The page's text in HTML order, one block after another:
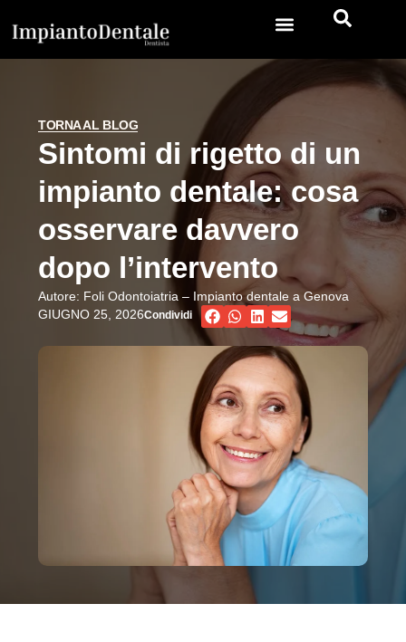
TORNA AL BLOG
Sintomi di rigetto di un
impianto dentale: cosa
osservare davvero
dopo l’intervento
Autore: Foli Odontoiatria – Impianto dentale a Genova
GIUGNO 25, 2026Condividi